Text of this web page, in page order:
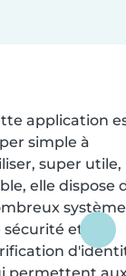
application
simple à
super utile,
elle dispose
sécurité et de